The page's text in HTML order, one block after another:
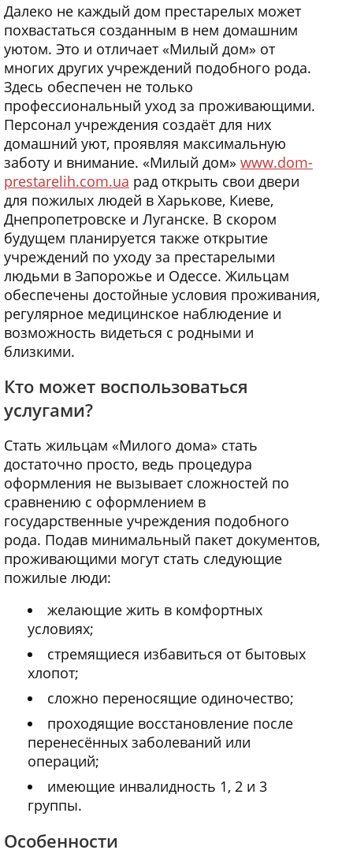
Далеко не каждый дом престарелых может
похвастаться созданным в нем домашним
уютом. Это и отличает «Милый дом» от
многих других учреждений подобного рода.
Здесь обеспечен не только
профессиональный уход за проживающими.
Персонал учреждения создаёт для них
домашний уют, проявляя максимальную
заботу и внимание. «Милый дом» www.dom-
prestarelih.com.ua рад открыть свои двери
для пожилых людей в Харькове, Киеве,
Днепропетровске и Луганске. В скором
будущем планируется также открытие
учреждений по уходу за престарелыми
людьми в Запорожье и Одессе. Жильцам
обеспечены достойные условия проживания,
регулярное медицинское наблюдение и
возможность видеться с родными и
близкими.
Кто может воспользоваться
услугами?
Стать жильцам «Милого дома» стать
достаточно просто, ведь процедура
оформления не вызывает сложностей по
сравнению с оформлением в
государственные учреждения подобного
рода. Подав минимальный пакет документов,
проживающими могут стать следующие
пожилые люди:
желающие жить в комфортных
условиях;
стремящиеся избавиться от бытовых
хлопот;
сложно переносящие одиночество;
проходящие восстановление после
перенесённых заболеваний или
операций;
имеющие инвалидность 1, 2 и 3
группы.
Особенности